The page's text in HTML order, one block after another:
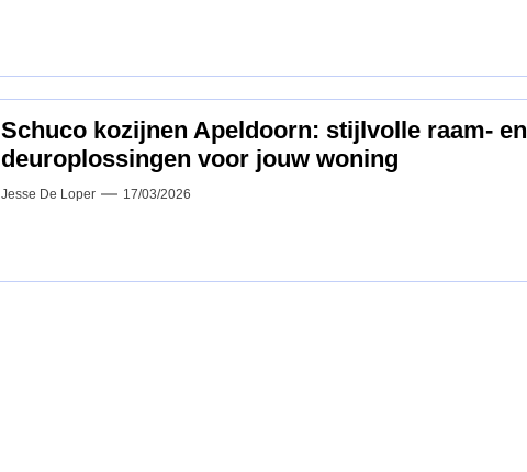
Schuco kozijnen Apeldoorn: stijlvolle raam‑ en
deuroplossingen voor jouw woning
Jesse De Loper 17/03/2026